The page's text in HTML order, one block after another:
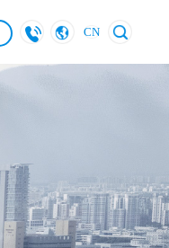
CN